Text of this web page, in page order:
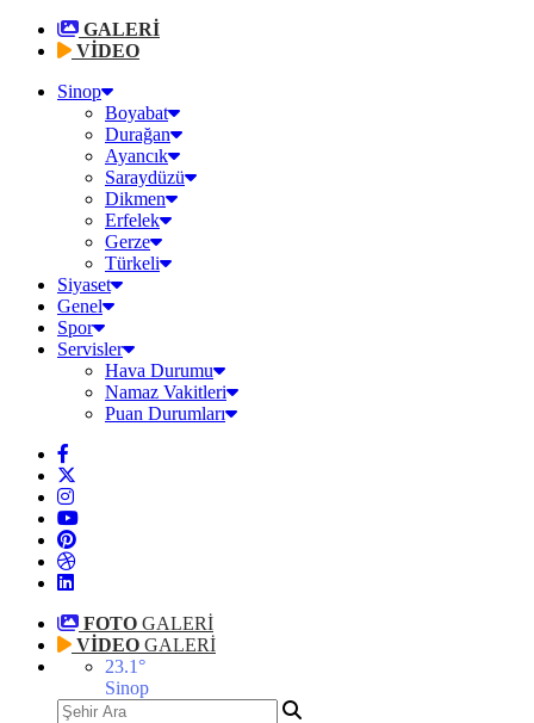
GALERİ
VİDEO
Sinop
Boyabat
Durağan
Ayancık
Saraydüzü
Dikmen
Erfelek
Gerze
Türkeli
Siyaset
Genel
Spor
Servisler
Hava Durumu
Namaz Vakitleri
Puan Durumları
FOTO GALERİ
VİDEO GALERİ
23.1 °
Sinop